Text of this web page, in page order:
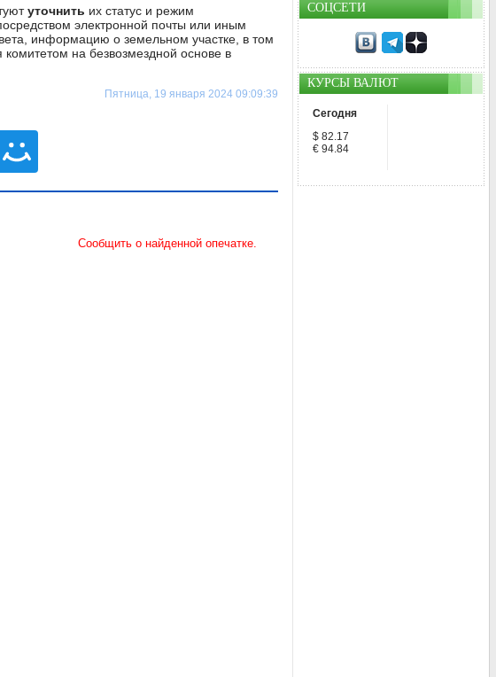
уточнить их статус и режим
электронной почты или иным
информацию о земельном участке, в том
на безвозмездной основе в
Пятница, 19 января 2024 09:09:39
СОЦСЕТИ
КУРСЫ ВАЛЮТ
Сегодня
$ 82.17
€ 94.84